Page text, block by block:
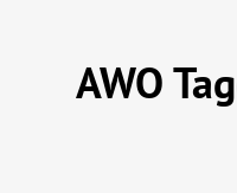
AWO